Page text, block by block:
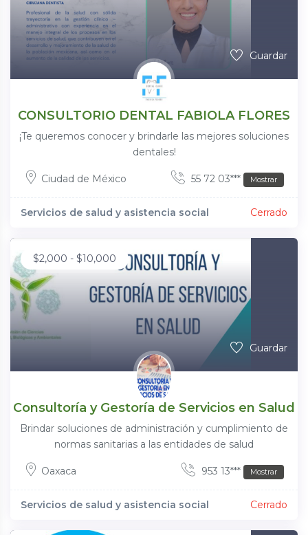
Guardar
CONSULTORIO DENTAL FABIOLA FLORES
¡Te queremos conocer y brindarle las mejores soluciones
dentales!
Ciudad de México 55 72 03*** Mostrar
Servicios de salud y asistencia social Cerrado
$2,000 - $10,000
Guardar
Consultoría y Gestoría de Servicios en Salud
Brindar soluciones de administración y cumplimiento de
normas sanitarias a las entidades de salud
Oaxaca 953 13*** Mostrar
Servicios de salud y asistencia social Cerrado